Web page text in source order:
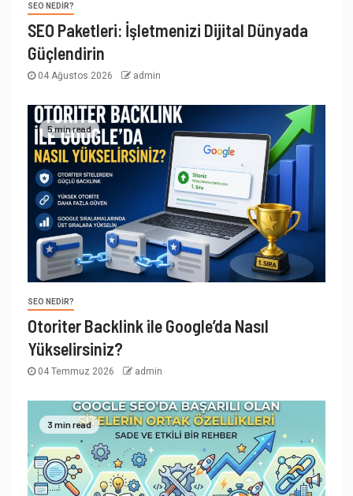
SEO NEDIR?
SEO Paketleri: İşletmenizi Dijital Dünyada
Güçlendirin
04 Ağustos 2026 admin
5 min read
SEO NEDIR?
Otoriter Backlink ile Google’da Nasıl
Yükselirsiniz?
04 Temmuz 2026 admin
3 min read